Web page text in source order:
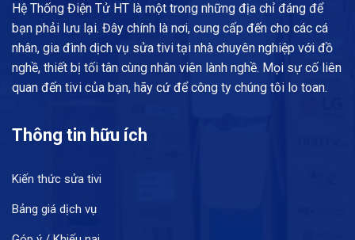
Hệ Thống Điện Tử HT là một trong những địa chỉ đáng để
bạn phải lưu lại. Đây chính là nơi, cung cấp đến cho các cá
nhân, gia đình dịch vụ sửa tivi tại nhà chuyên nghiệp với đồ
nghề, thiết bị tối tân cùng nhân viên lành nghề. Mọi sự cố liên
quan đến tivi của bạn, hãy cứ để công ty chúng tôi lo toan.
Thông tin hữu ích
Kiến thức sửa tivi
Bảng giá dịch vụ